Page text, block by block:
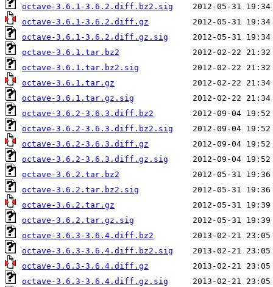
octave-3.6.1-3.6.2.diff.bz2.sig
octave-3.6.1-3.6.2.diff.gz
octave-3.6.1-3.6.2.diff.gz.sig
octave-3.6.1.tar.bz2
octave-3.6.1.tar.bz2.sig
octave-3.6.1.tar.gz
octave-3.6.1.tar.gz.sig
octave-3.6.2-3.6.3.diff.bz2
octave-3.6.2-3.6.3.diff.bz2.sig
octave-3.6.2-3.6.3.diff.gz
octave-3.6.2-3.6.3.diff.gz.sig
octave-3.6.2.tar.bz2
octave-3.6.2.tar.bz2.sig
octave-3.6.2.tar.gz
octave-3.6.2.tar.gz.sig
octave-3.6.3-3.6.4.diff.bz2
octave-3.6.3-3.6.4.diff.bz2.sig
octave-3.6.3-3.6.4.diff.gz
octave-3.6.3-3.6.4.diff.gz.sig